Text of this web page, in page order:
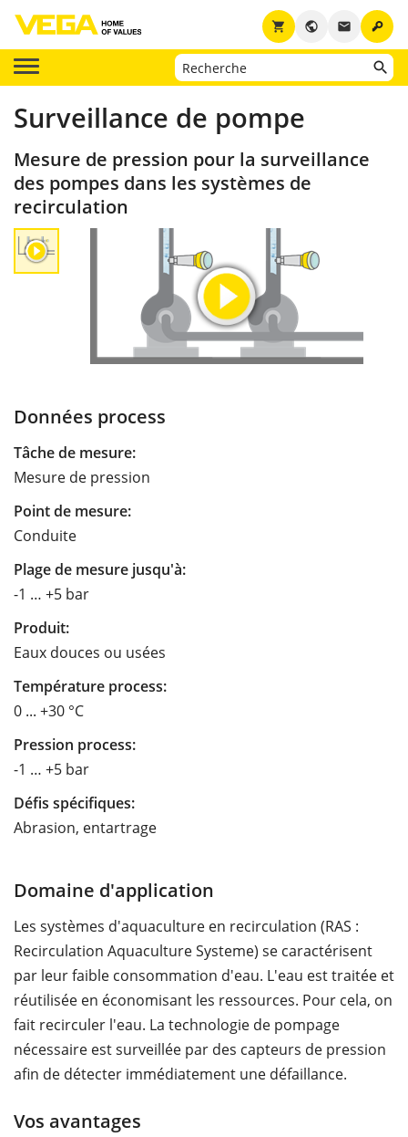
key
email
public
shopping_cart
Surveillance de pompe
Mesure de pression pour la surveillance
des pompes dans les systèmes de
recirculation
Données process
Tâche de mesure:
Mesure de pression
Point de mesure:
Conduite
Plage de mesure jusqu'à:
-1 … +5 bar
Produit:
Eaux douces ou usées
Température process:
0 ... +30 °C
Pression process:
-1 … +5 bar
Défis spécifiques:
Abrasion, entartrage
Domaine d'application
Les systèmes d'aquaculture en recirculation (RAS :
Recirculation Aquaculture Systeme) se caractérisent
par leur faible consommation d'eau. L'eau est traitée et
réutilisée en économisant les ressources. Pour cela, on
fait recirculer l'eau. La technologie de pompage
nécessaire est surveillée par des capteurs de pression
afin de détecter immédiatement une défaillance.
Vos avantages